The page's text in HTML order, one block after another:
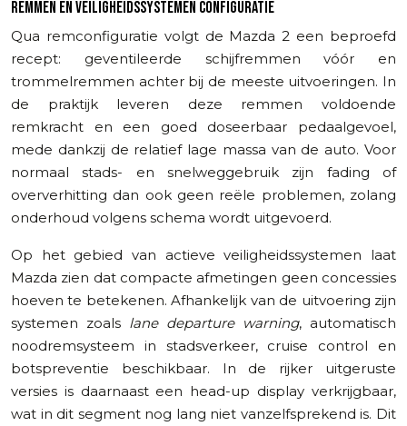
REMMEN EN VEILIGHEIDSSYSTEMEN CONFIGURATIE
Qua remconfiguratie volgt de Mazda 2 een beproefd
recept: geventileerde schijfremmen vóór en
trommelremmen achter bij de meeste uitvoeringen. In
de praktijk leveren deze remmen voldoende
remkracht en een goed doseerbaar pedaalgevoel,
mede dankzij de relatief lage massa van de auto. Voor
normaal stads- en snelweggebruik zijn fading of
oververhitting dan ook geen reële problemen, zolang
onderhoud volgens schema wordt uitgevoerd.
Op het gebied van actieve veiligheidssystemen laat
Mazda zien dat compacte afmetingen geen concessies
hoeven te betekenen. Afhankelijk van de uitvoering zijn
systemen zoals lane departure warning, automatisch
noodremsysteem in stadsverkeer, cruise control en
botspreventie beschikbaar. In de rijker uitgeruste
versies is daarnaast een head-up display verkrijgbaar,
wat in dit segment nog lang niet vanzelfsprekend is. Dit